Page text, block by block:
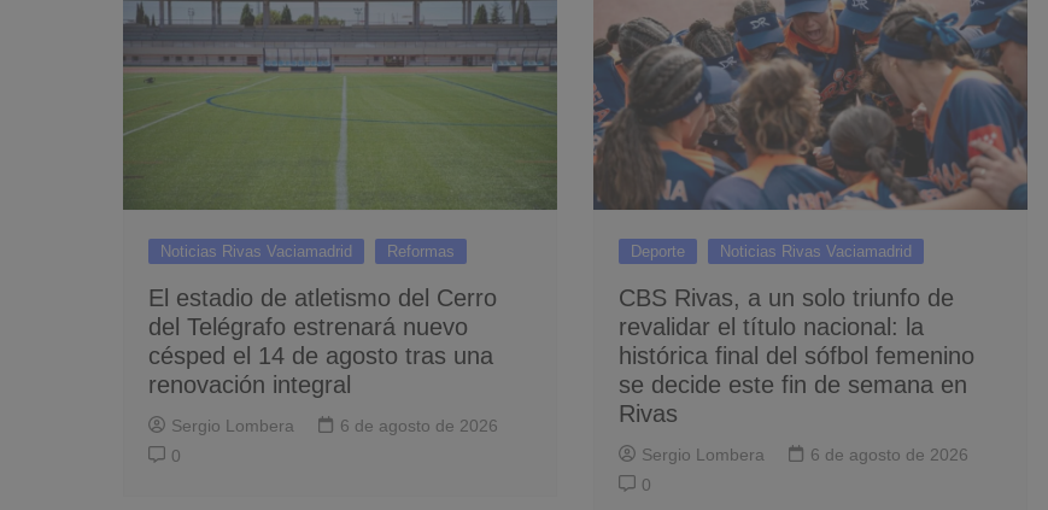
Noticias Rivas Vaciamadrid Reformas
El estadio de atletismo del Cerro
del Telégrafo estrenará nuevo
césped el 14 de agosto tras una
renovación integral
Sergio Lombera
6 de agosto de 2026
0
Deporte Noticias Rivas Vaciamadrid
CBS Rivas, a un solo triunfo de
revalidar el título nacional: la
histórica final del sófbol femenino
se decide este fin de semana en
Rivas
Sergio Lombera
6 de agosto de 2026
0